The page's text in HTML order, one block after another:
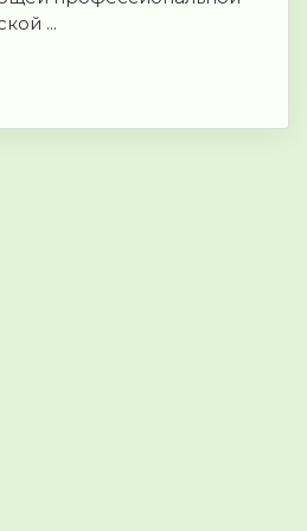
...